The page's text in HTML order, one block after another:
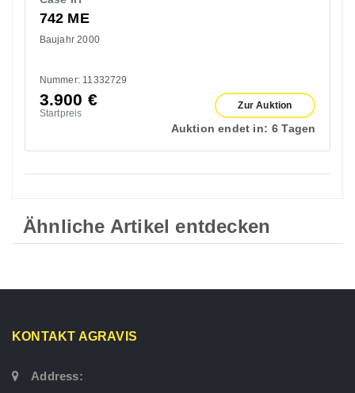
742 ME
Baujahr 2000
Nummer: 11332729
3.900 €
Startpreis
Zur Auktion
Auktion endet in: 6 Tagen
Ähnliche Artikel entdecken
KONTAKT AGRAVIS
Address: